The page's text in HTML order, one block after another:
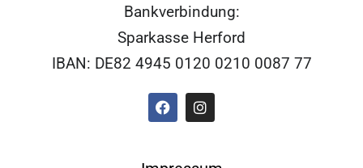
Bankverbindung:
Sparkasse Herford
IBAN: DE82 4945 0120 0210 0087 77